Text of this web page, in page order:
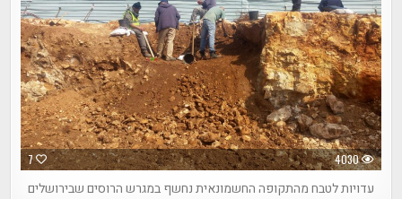
7 4030
עדויות לטבח מהתקופה החשמונאית נחשף במגרש הרוסים שבירושלים